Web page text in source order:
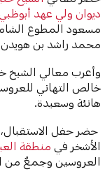
ديوان ولي عهد أبوظبي
مسعود المطوع
محمد راشد بن
وأعرب معالي الشيخ
خالص التهاني
هانئة وسعيدة.
حضر حفل
الأشخر في منطقة
العروسين وجمعٌ من